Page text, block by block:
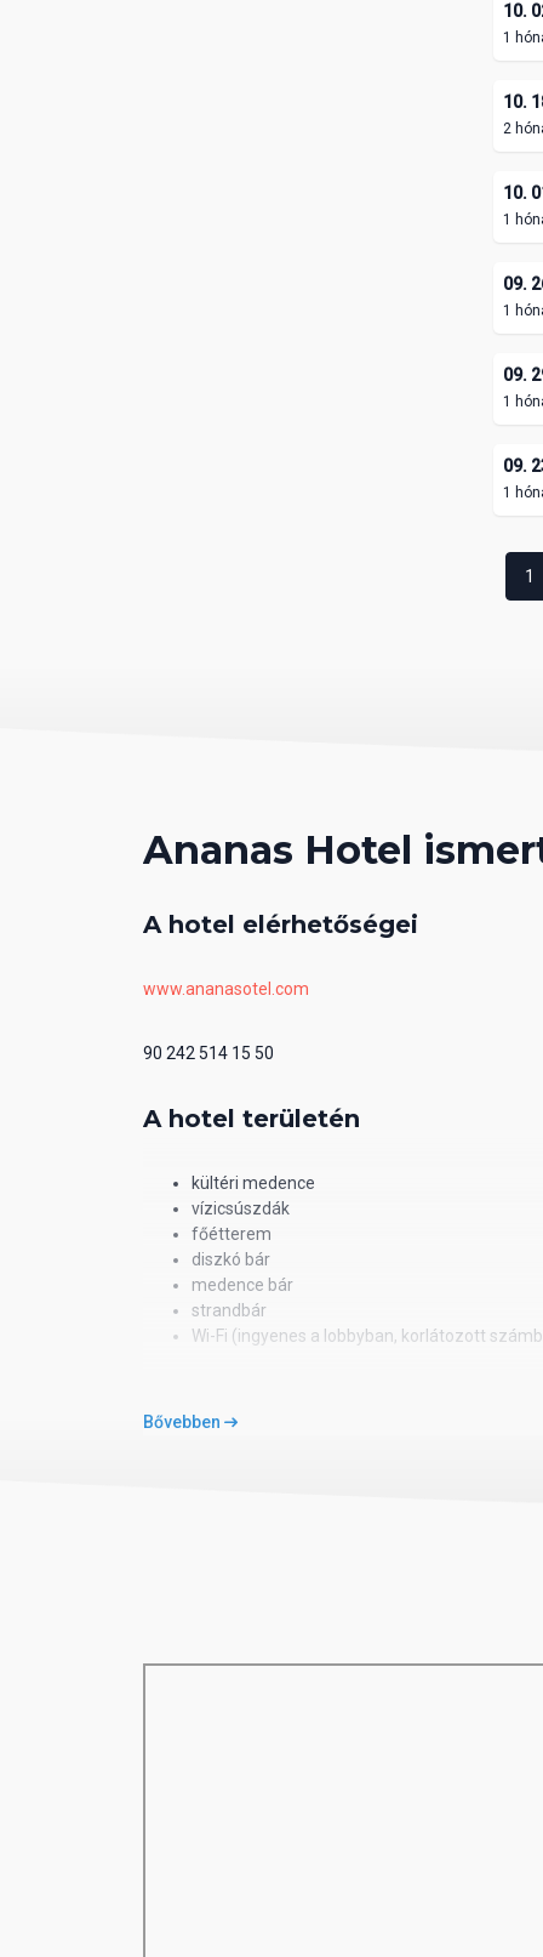
10.
1
10.
2
10.
1
09.
1
09.
1
09.
1
1
Ananas Hotel
A hotel elérhetőségei
www.ananasotel.com
90 242 514 15 50
A hotel területén
kültéri medence
vízicsúszdák
főétterem
diszkó bár
medence bár
strandbár
Wi-Fi (ingyenes a lobbyban, korlátozott
Bővebben